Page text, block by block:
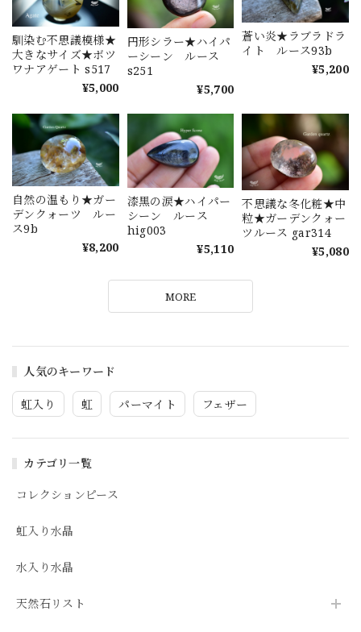
人気のキーワード
虹入り 虹 パーマイト フェザー
カテゴリ一覧
コレクションピース
虹入り水晶
水入り水晶
天然石リスト
馴染む不思議模様★
大きなサイズ★ボツ
ワナアゲート s517
¥5,000
円形シラー★ハイパ
ーシーン ルース
s251
¥5,700
蒼い炎★ラブラドラ
イト ルース93b
¥5,200
自然の温もり★ガー
デンクォーツ ルー
ス9b
¥8,200
漆黒の涙★ハイパー
シーン ルース
hig003
¥5,110
不思議な冬化粧★中
粒★ガーデンクォー
ツルース gar314
¥5,080
MORE